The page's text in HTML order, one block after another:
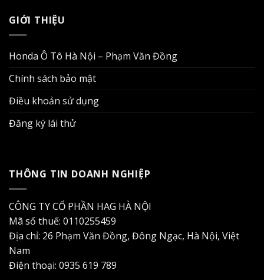
GIỚI THIỆU
Honda Ô Tô Hà Nội – Phạm Văn Đồng
Chính sách bảo mật
Điều khoản sử dụng
Đăng ký lái thử
THÔNG TIN DOANH NGHIỆP
CÔNG TY CỔ PHẦN HAG HÀ NỘI
Mã số thuế: 0110255459
Địa chỉ: 26 Phạm Văn Đồng, Đông Ngạc, Hà Nội, Việt
Nam
Điện thoại: 0935 619 789